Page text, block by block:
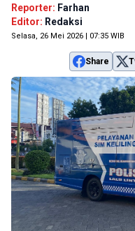
Reporter: Farhan
Editor: Redaksi
Selasa, 26 Mei 2026 | 07:35 WIB
Share